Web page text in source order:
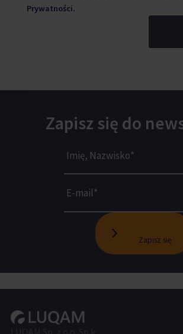
Prywatności.
Zapisz się do
Zapisz się